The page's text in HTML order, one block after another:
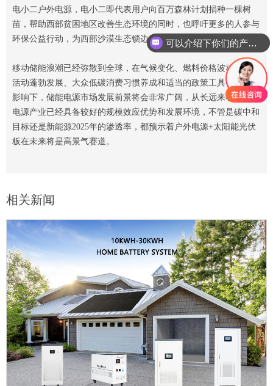
电小二户外电源，电小二即代表用户向百万森林计划捐种一棵树
苗，帮助西部贫困地区改善生态环境的同时，也呼吁更多的人参与
环保公益行动，为西部沙漠生态锁边行动助力。
移动储能浪潮已经弥散到全球，在气候变化、燃料价格波动、户外
活动蓬勃发展、大众低碳消费习惯养成和适当的政策工具等因素的
影响下，储能电源市场发展前景将会非常广阔，从长远来看，户外
电源产业已经具备较好的规模效应优势和发展环境，不管是碳中和
目标还是新能源2025年的渗透率，都预示着户外电源+太阳能光伏
板在未来将是高景气赛道。
相关新闻
可以介绍下你们的产品么